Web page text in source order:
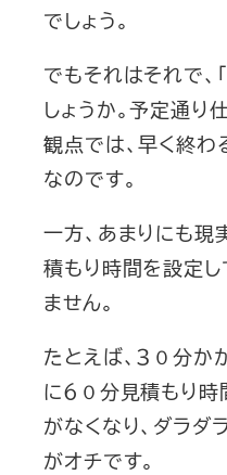
でしょう。
でもそれはそれで、
しょうか。予定通り
観点では、早く終
なのです。
一方、あまりにも
積もり時間を設定
ません。
たとえば、３０分か
に６０分見積もり時
がなくなり、ダラダ
がオチです。